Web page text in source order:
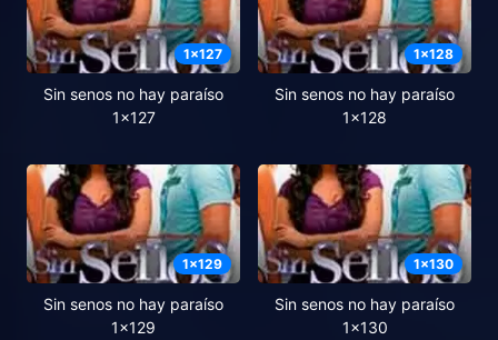
1x127
Sin senos no hay paraíso
1x127
1x128
Sin senos no hay paraíso
1x128
1x129
Sin senos no hay paraíso
1x129
1x130
Sin senos no hay paraíso
1x130